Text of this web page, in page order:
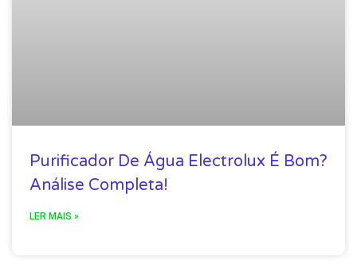
Purificador De Água Electrolux É Bom?
Análise Completa!
LER MAIS »